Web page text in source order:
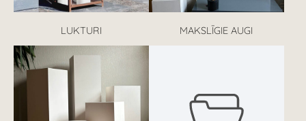
LUKTURI MAKSLĪGIE AUGI